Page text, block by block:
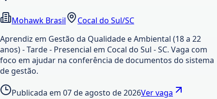
Mohawk Brasil
Cocal do Sul/SC
Aprendiz em Gestão da Qualidade e Ambiental (18 a 22
anos) - Tarde - Presencial em Cocal do Sul - SC. Vaga com
foco em ajudar na conferência de documentos do sistema
de gestão.
Publicada em 07 de agosto de 2026Ver vaga